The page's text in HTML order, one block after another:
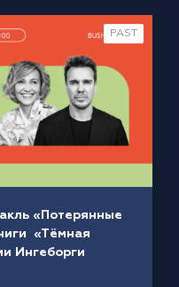
PAST
«Потерянные
«Тёмная
Ингеборги